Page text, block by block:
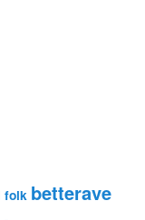
folk betterave